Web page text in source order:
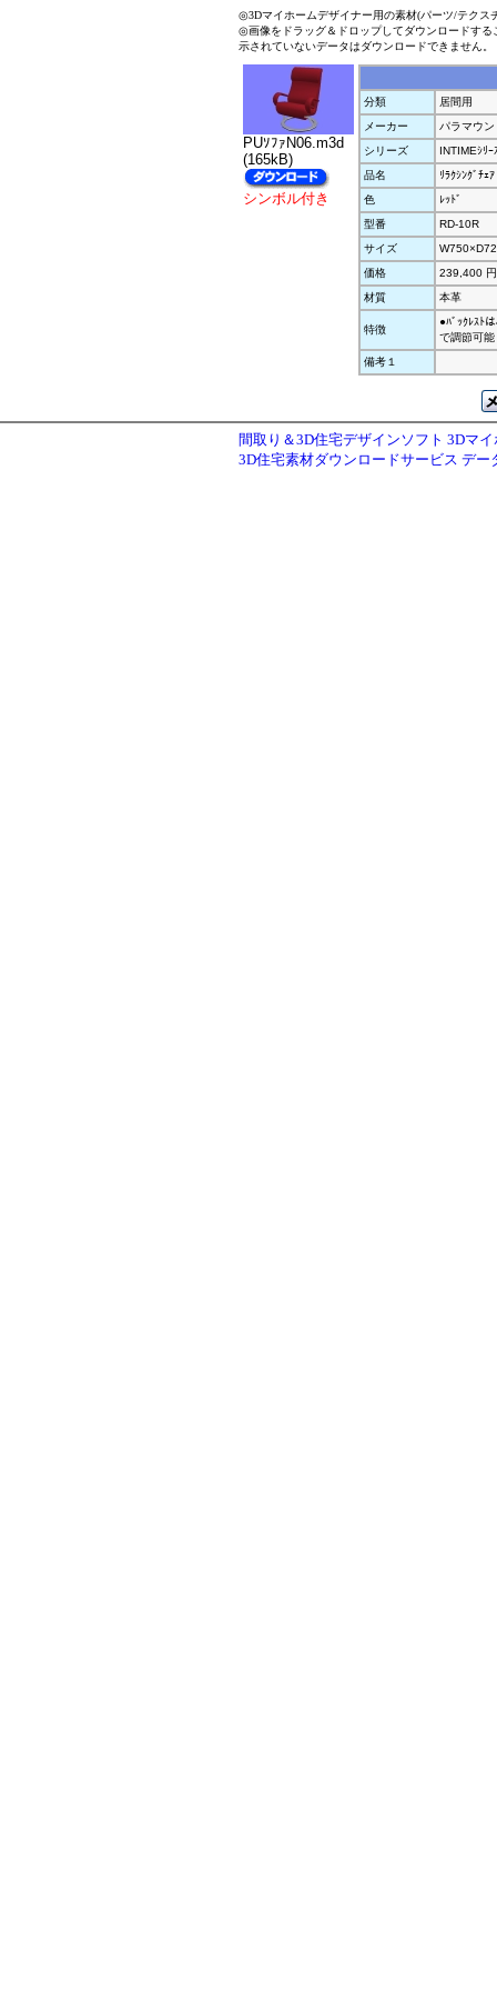
◎3Dマイホームデザイナー用の素材(パーツ/テクス
◎画像をドラッグ＆ドロップしてダウンロードす
示されていないデータはダウンロードできません。
PUｿﾌｧN06.m3d
(165kB)
シンボル付き
分類
居間用
メーカー
パラマウ
シリーズ
INTIMEｼﾘｰ
品名
ﾘﾗｸｼﾝｸﾞﾁｪｱ
色
ﾚｯﾄﾞ
型番
RD-10R
サイズ
価格
239,400
材質
本革
特徴
●ﾊﾞｯｸﾚｽﾄ
で調節可能
備考１
間取り＆3D住宅デザインソフト 3Dマ
3D住宅素材ダウンロードサービス デー